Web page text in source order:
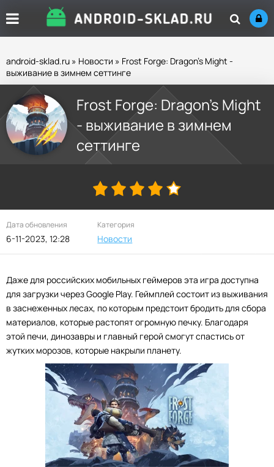
android-sklad.ru » Новости » Frost Forge: Dragon’s Might -
выживание в зимнем сеттинге
Frost Forge: Dragon’s Might
- выживание в зимнем
сеттинге
Дата обновления
6-11-2023, 12:28
Категория
Новости
Даже для российских мобильных геймеров эта игра доступна
для загрузки через Google Play. Геймплей состоит из выживания
в заснеженных лесах, по которым предстоит бродить для сбора
материалов, которые растопят огромную печку. Благодаря
этой печи, динозавры и главный герой смогут спастись от
жутких морозов, которые накрыли планету.